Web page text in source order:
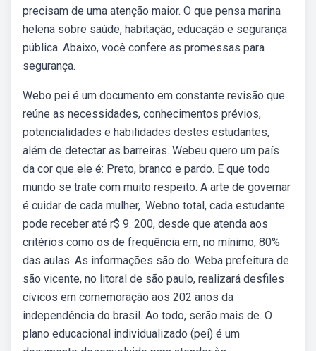
precisam de uma atenção maior. O que pensa marina
helena sobre saúde, habitação, educação e segurança
pública. Abaixo, você confere as promessas para
segurança.
Webo pei é um documento em constante revisão que
reúne as necessidades, conhecimentos prévios,
potencialidades e habilidades destes estudantes,
além de detectar as barreiras. Webeu quero um país
da cor que ele é: Preto, branco e pardo. E que todo
mundo se trate com muito respeito. A arte de governar
é cuidar de cada mulher,. Webno total, cada estudante
pode receber até r$ 9. 200, desde que atenda aos
critérios como os de frequência em, no mínimo, 80%
das aulas. As informações são do. Weba prefeitura de
são vicente, no litoral de são paulo, realizará desfiles
cívicos em comemoração aos 202 anos da
independência do brasil. Ao todo, serão mais de. O
plano educacional individualizado (pei) é um